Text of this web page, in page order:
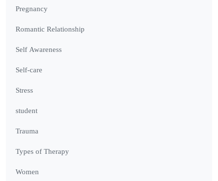
Pregnancy
Romantic Relationship
Self Awareness
Self-care
Stress
student
Trauma
Types of Therapy
Women